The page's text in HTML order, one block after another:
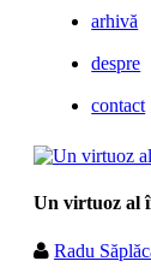
arhivă
despre
contact
Un virtuoz al
Radu